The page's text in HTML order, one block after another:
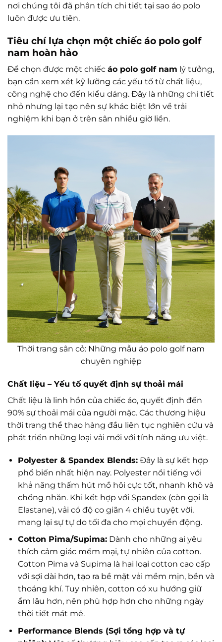
nơi chúng tôi đã phân tích chi tiết tại sao áo polo
luôn được ưu tiên.
Tiêu chí lựa chọn một chiếc áo polo golf
nam hoàn hảo
Để chọn được một chiếc áo polo golf nam lý tưởng,
bạn cần xem xét kỹ lưỡng các yếu tố từ chất liệu,
công nghệ cho đến kiểu dáng. Đây là những chi tiết
nhỏ nhưng lại tạo nên sự khác biệt lớn về trải
nghiệm khi bạn ở trên sân nhiều giờ liền.
Thời trang sân cỏ: Những mẫu áo polo golf nam
chuyên nghiệp
Chất liệu – Yếu tố quyết định sự thoải mái
Chất liệu là linh hồn của chiếc áo, quyết định đến
90% sự thoải mái của người mặc. Các thương hiệu
thời trang thể thao hàng đầu liên tục nghiên cứu và
phát triển những loại vải mới với tính năng ưu việt.
Polyester & Spandex Blends:Đây là sự kết hợp
phổ biến nhất hiện nay. Polyester nổi tiếng với
khả năng thấm hút mồ hôi cực tốt, nhanh khô và
chống nhăn. Khi kết hợp với Spandex (còn gọi là
Elastane), vải có độ co giãn 4 chiều tuyệt vời,
mang lại sự tự do tối đa cho mọi chuyển động.
Cotton Pima/Supima:Dành cho những ai yêu
thích cảm giác mềm mại, tự nhiên của cotton.
Cotton Pima và Supima là hai loại cotton cao cấp
với sợi dài hơn, tạo ra bề mặt vải mềm mịn, bền và
thoáng khí. Tuy nhiên, cotton có xu hướng giữ
ẩm lâu hơn, nên phù hợp hơn cho những ngày
thời tiết mát mẻ.
Performance Blends (Sợi tổng hợp và tự